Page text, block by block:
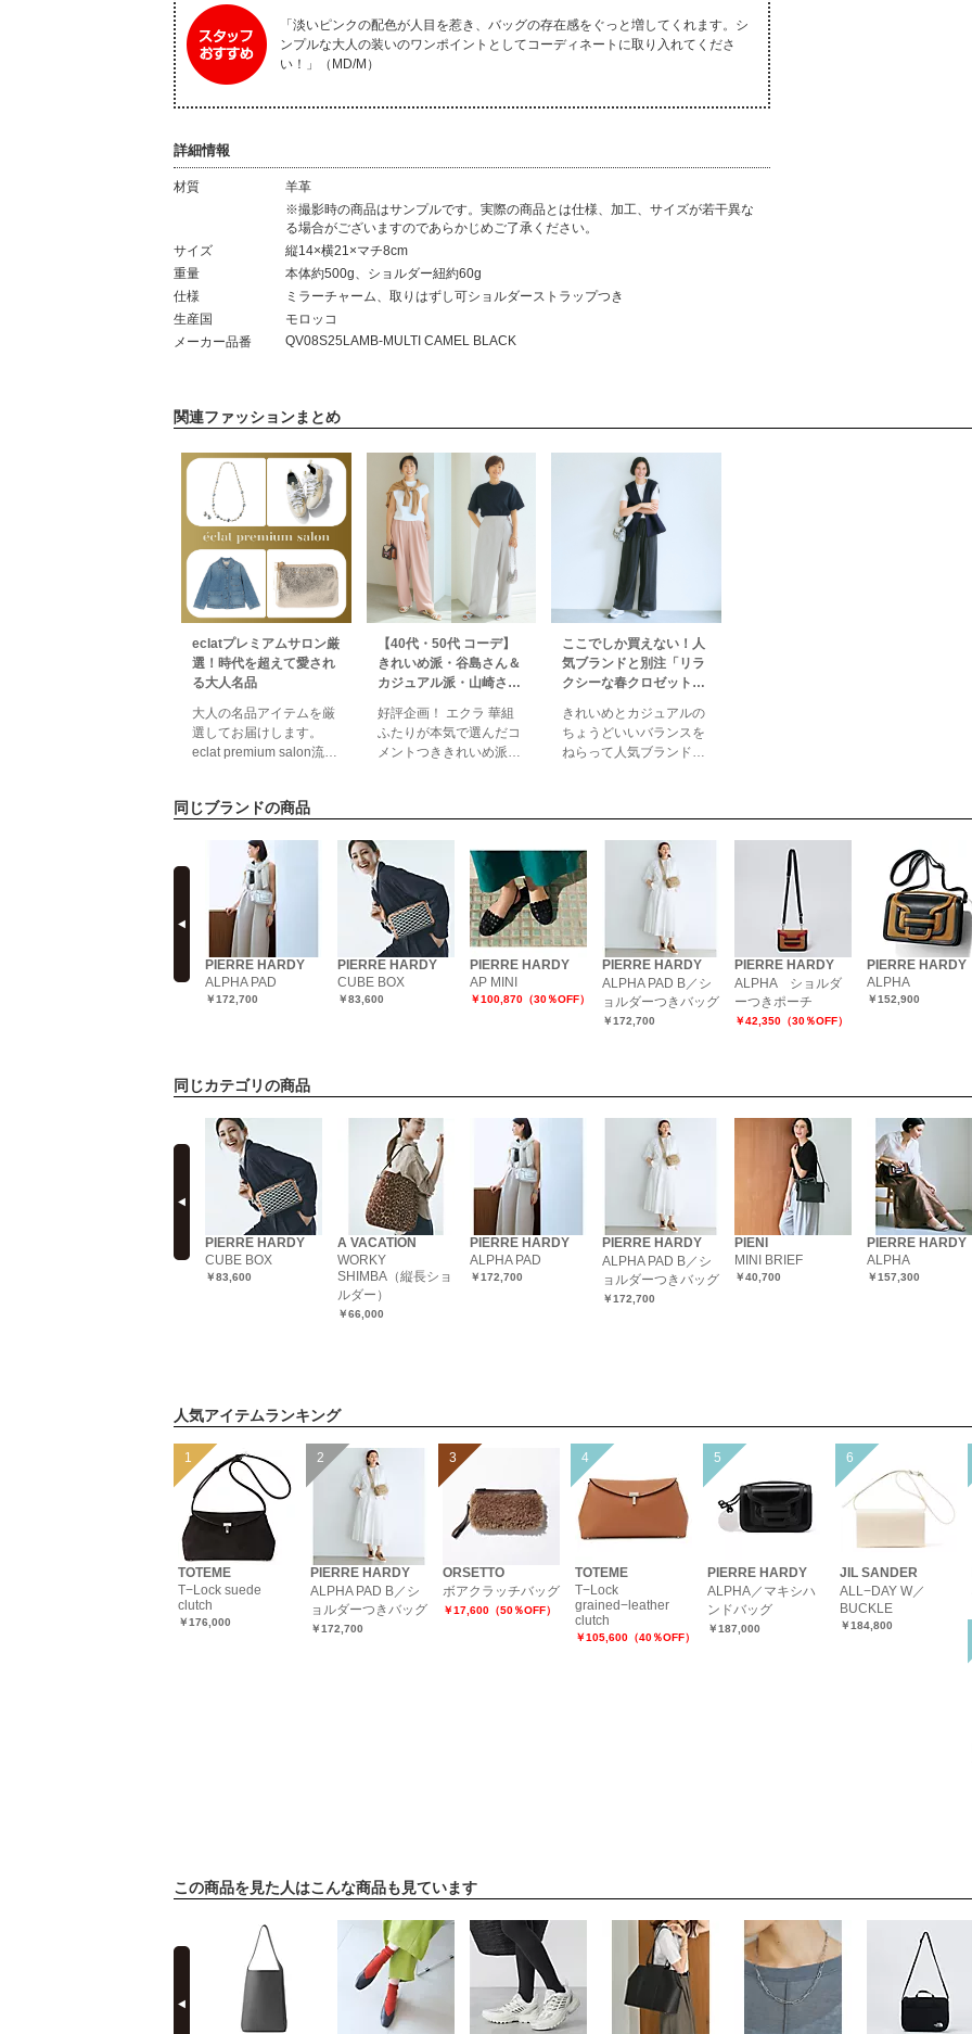
「淡いピンクの配色が人目を惹き、バッグの存在感をぐっと増してくれます。シ
ンプルな大人の装いのワンポイントとしてコーディネートに取り入れてくださ
い！」（MD/M）
詳細情報
材質
羊革
※撮影時の商品はサンプルです。実際の商品とは仕様、加工、サイズが若干異な
る場合がございますのであらかじめご了承ください。
サイズ
縦14×横21×マチ8cm
重量
本体約500g、ショルダー紐約60g
仕様
ミラーチャーム、取りはずし可ショルダーストラップつき
生産国
モロッコ
メーカー品番
QV08S25LAMB-MULTI CAMEL BLACK
関連ファッションまとめ
eclatプレミアムサロン厳
選！時代を超えて愛され
る大人名品
大人の名品アイテムを厳
選してお届けします。
eclat premium salon流行
界中で愛される“名品”。
い、大人の名品アイテム
を厳選してお届けしま
す！アイテムをまとめて
見るカテゴリから探すト
ップスボトムスアウター
小物総 合 R A
【40代・50代 コーデ】
きれいめ派・谷島さん＆
カジュアル派・山崎さん
éclat2026年6月号特集
好評企画！ エクラ 華組
ふたりが本気で選んだコ
メントつききれいめ派・
ムードたっぷりの旬アイ
テムをピックアップ！ き
れいめとカジュアル、そ
れぞれ異なるファッショ
ンを好むエクラ華組のふ
たりがしゃれ感たっぷり
に着こなしま
ここでしか買えない！人
気ブランドと別注「リラ
クシーな春クロゼット」
集
きれいめとカジュアルの
ちょうどいいバランスを
ねらって人気ブランドと
があれば、おしゃれは動
く！ この春一番の別注
は、色、素材、サイズ感
など“大人に似合う”にこ
だわった自信作ばかり。
新しい季節をともに駆け
抜ける、お気
同じブランドの商品
ALPHA／マキシハ
PIERRE HARDY
ALPHA PAD
￥172,700
PIERRE HARDY
CUBE BOX
￥83,600
PIERRE HARDY
AP MINI
￥100,870（30％OFF）
PIERRE HARDY
ALPHA PAD B／シ
ョルダーつきバッグ
￥172,700
PIERRE HARDY
ALPHA ショルダ
ーつきポーチ
￥42,350（30％OFF）
PIERRE HARDY
ALPHA
￥152,900
同じカテゴリの商品
【ハンドル長さ調整
PIERRE HARDY
CUBE BOX
￥83,600
A VACATION
WORKY
SHIMBA（縦長ショ
ルダー）
￥66,000
PIERRE HARDY
ALPHA PAD
￥172,700
PIERRE HARDY
ALPHA PAD B／シ
ョルダーつきバッグ
￥172,700
PIENI
MINI BRIEF
￥40,700
PIERRE HARDY
ALPHA
￥157,300
人気アイテムランキング
TOTEME
T−Lock suede
clutch
￥176,000
PIERRE HARDY
ALPHA PAD B／シ
ョルダーつきバッグ
￥172,700
ORSETTO
ボアクラッチバッグ
￥17,600（50％OFF）
TOTEME
T−Lock
grained−leather
clutch
￥105,600（40％OFF）
PIERRE HARDY
ALPHA／マキシハ
ンドバッグ
￥187,000
JIL SANDER
ALL−DAY W／
BUCKLE
￥184,800
この商品を見た人はこんな商品も見ています